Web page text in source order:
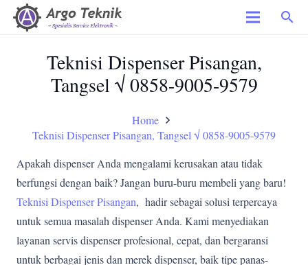
search
Teknisi Dispenser Pisangan,
Tangsel √ 0858-9005-9579
Home
Teknisi Dispenser Pisangan, Tangsel √ 0858-9005-9579
Apakah dispenser Anda mengalami kerusakan atau tidak
berfungsi dengan baik? Jangan buru-buru membeli yang baru!
Teknisi Dispenser Pisangan, hadir sebagai solusi terpercaya
untuk semua masalah dispenser Anda. Kami menyediakan
layanan servis dispenser profesional, cepat, dan bergaransi
untuk berbagai jenis dan merek dispenser, baik tipe panas-